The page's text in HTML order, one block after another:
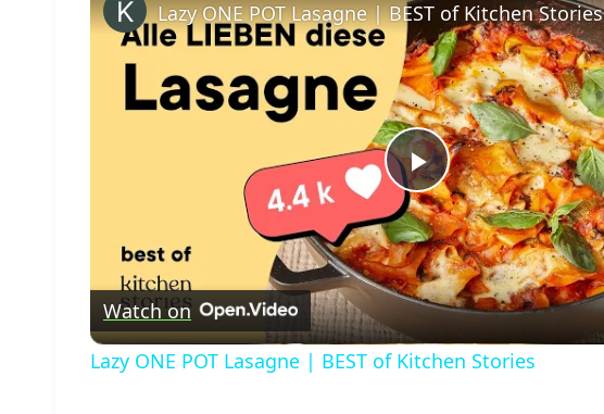
Play
Video
Lazy ONE POT Lasagne | BEST of Kitchen Stories
Watch on
Lazy ONE POT Lasagne | BEST of Kitchen Stories